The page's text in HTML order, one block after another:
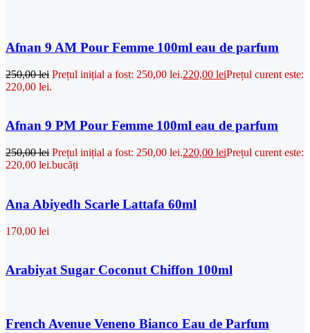
Afnan 9 AM Pour Femme 100ml eau de parfum
250,00lei Prețul inițial a fost: 250,00 lei.220,00 leiPrețul curent este:
220,00 lei.
Afnan 9 PM Pour Femme 100ml eau de parfum
250,00lei Prețul inițial a fost: 250,00 lei.220,00 leiPrețul curent este:
220,00 lei.bucăți
Ana Abiyedh Scarle Lattafa 60ml
170,00 lei
Arabiyat Sugar Coconut Chiffon 100ml
French Avenue Veneno Bianco Eau de Parfum